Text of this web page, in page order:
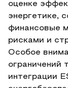
оценке
энергетике,
финансовые
рисками и
Особое
ограничений
интеграции